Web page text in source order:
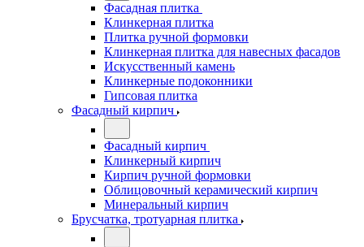
Фасадная плитка
Клинкерная плитка
Плитка ручной формовки
Клинкерная плитка для навесных фасадов
Искусственный камень
Клинкерные подоконники
Гипсовая плитка
Фасадный кирпич
Фасадный кирпич
Клинкерный кирпич
Кирпич ручной формовки
Облицовочный керамический кирпич
Минеральный кирпич
Брусчатка, тротуарная плитка